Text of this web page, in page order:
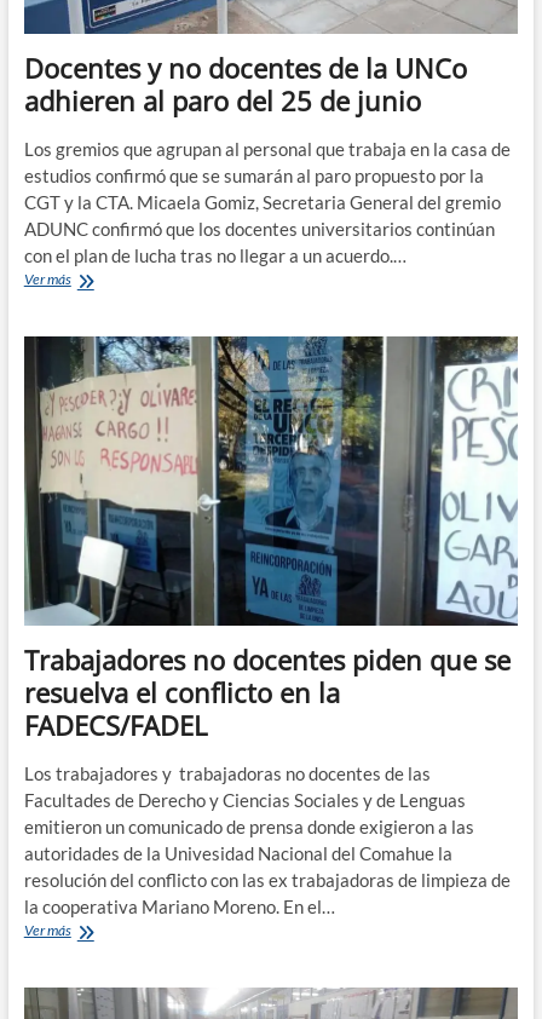
Docentes y no docentes de la UNCo
adhieren al paro del 25 de junio
Los gremios que agrupan al personal que trabaja en la casa de
estudios confirmó que se sumarán al paro propuesto por la
CGT y la CTA. Micaela Gomiz, Secretaria General del gremio
ADUNC confirmó que los docentes universitarios continúan
con el plan de lucha tras no llegar a un acuerdo.…
Ver másDocentes
docentes
de
la
UNCo
adhieren
al
paro
del
25
de
junio
Trabajadores no docentes piden que se
resuelva el conflicto en la
FADECS/FADEL
Los trabajadores y trabajadoras no docentes de las
Facultades de Derecho y Ciencias Sociales y de Lenguas
emitieron un comunicado de prensa donde exigieron a las
autoridades de la Univesidad Nacional del Comahue la
resolución del conflicto con las ex trabajadoras de limpieza de
la cooperativa Mariano Moreno. En el…
Ver másTrabajadores
piden